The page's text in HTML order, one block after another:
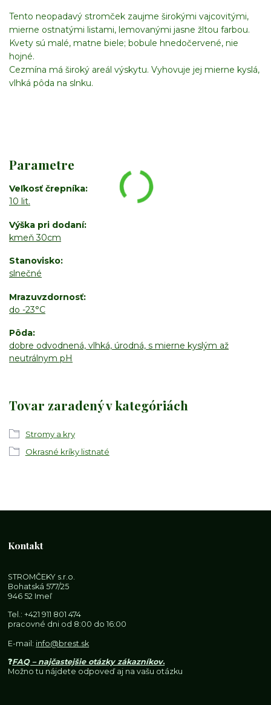
Tento neopadavý stromček zaujme širokými vajcovitými,
mierne ostnatými listami, lemovanými jasne žltou farbou.
Kvety sú malé, matne biele; bobule hnedočervené, nie
hojné.
Cezmína má široký areál výskytu. Vyhovuje jej mierne kyslá,
vlhká pôda na slnku.
Parametre
Veľkosť črepníka
10 lit.
Výška pri dodaní
kmeň 30cm
Stanovisko
slnečné
Mrazuvzdornosť
do -23°C
Pôda
dobre odvodnená, vlhká, úrodná, s mierne kyslým až
neutrálnym pH
Tovar zaradený v kategóriách
Stromy a kry
Okrasné kríky listnaté
Kontakt
STROMČEKY s.r.o.
Bohatská 577/25
946 52 Imeľ
Tel.:+421 911 801 474
pracovné dni od 8:00 do 16:00
E-mail: info@brest.sk
❓FAQ – najčastejšie otázky zákazníkov.
Možno tu nájdete odpoveď aj na vašu otázku